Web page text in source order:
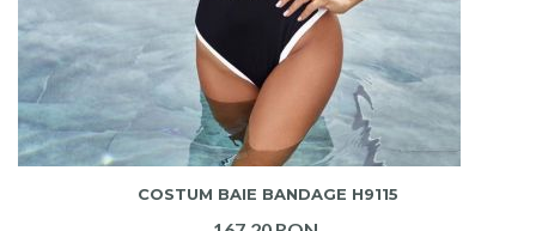
ADAUGA IN COS
COSTUM BAIE BANDAGE H9115